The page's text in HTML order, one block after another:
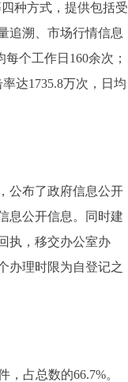
种方式，提供包括受
追溯、市场行情信息
个工作日160余次；
达1735.8万次，日均
公布了政府信息公开
息公开信息。同时建
执，移交办公室办
办理时限为自登记之
占总数的66.7%。